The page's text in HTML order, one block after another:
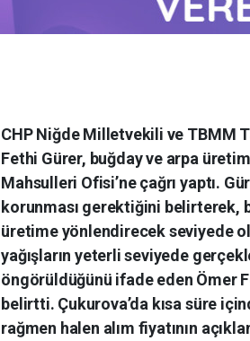
CHP Niğde Milletvekili ve TBMM
Fethi Gürer, buğday ve arpa
Mahsulleri Ofisi’ne çağrı yaptı.
korunması gerektiğini belirterek,
üretime yönlendirecek seviyede
yağışların yeterli seviyede
öngörüldüğünü ifade eden Ömer
belirtti. Çukurova’da kısa süre
rağmen halen alım fiyatının